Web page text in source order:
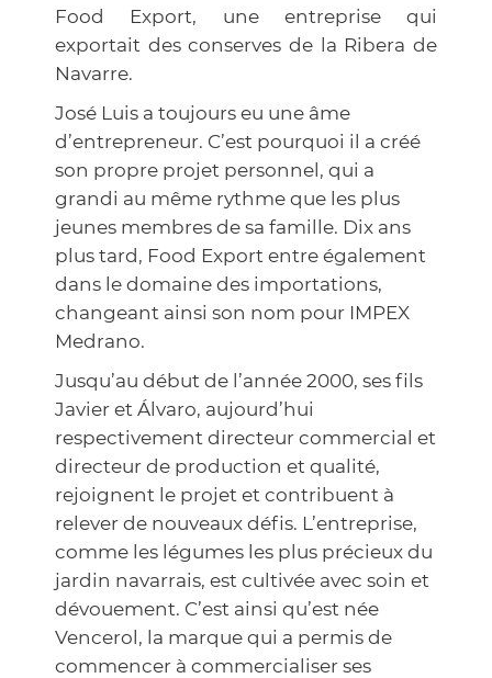
Food Export, une entreprise qui
exportait des conserves de la Ribera de
Navarre.
José Luis a toujours eu une âme
d’entrepreneur. C’est pourquoi il a créé
son propre projet personnel, qui a
grandi au même rythme que les plus
jeunes membres de sa famille. Dix ans
plus tard, Food Export entre également
dans le domaine des importations,
changeant ainsi son nom pour IMPEX
Medrano.
Jusqu’au début de l’année 2000, ses fils
Javier et Álvaro, aujourd’hui
respectivement directeur commercial et
directeur de production et qualité,
rejoignent le projet et contribuent à
relever de nouveaux défis. L’entreprise,
comme les légumes les plus précieux du
jardin navarrais, est cultivée avec soin et
dévouement. C’est ainsi qu’est née
Vencerol, la marque qui a permis de
commencer à commercialiser ses